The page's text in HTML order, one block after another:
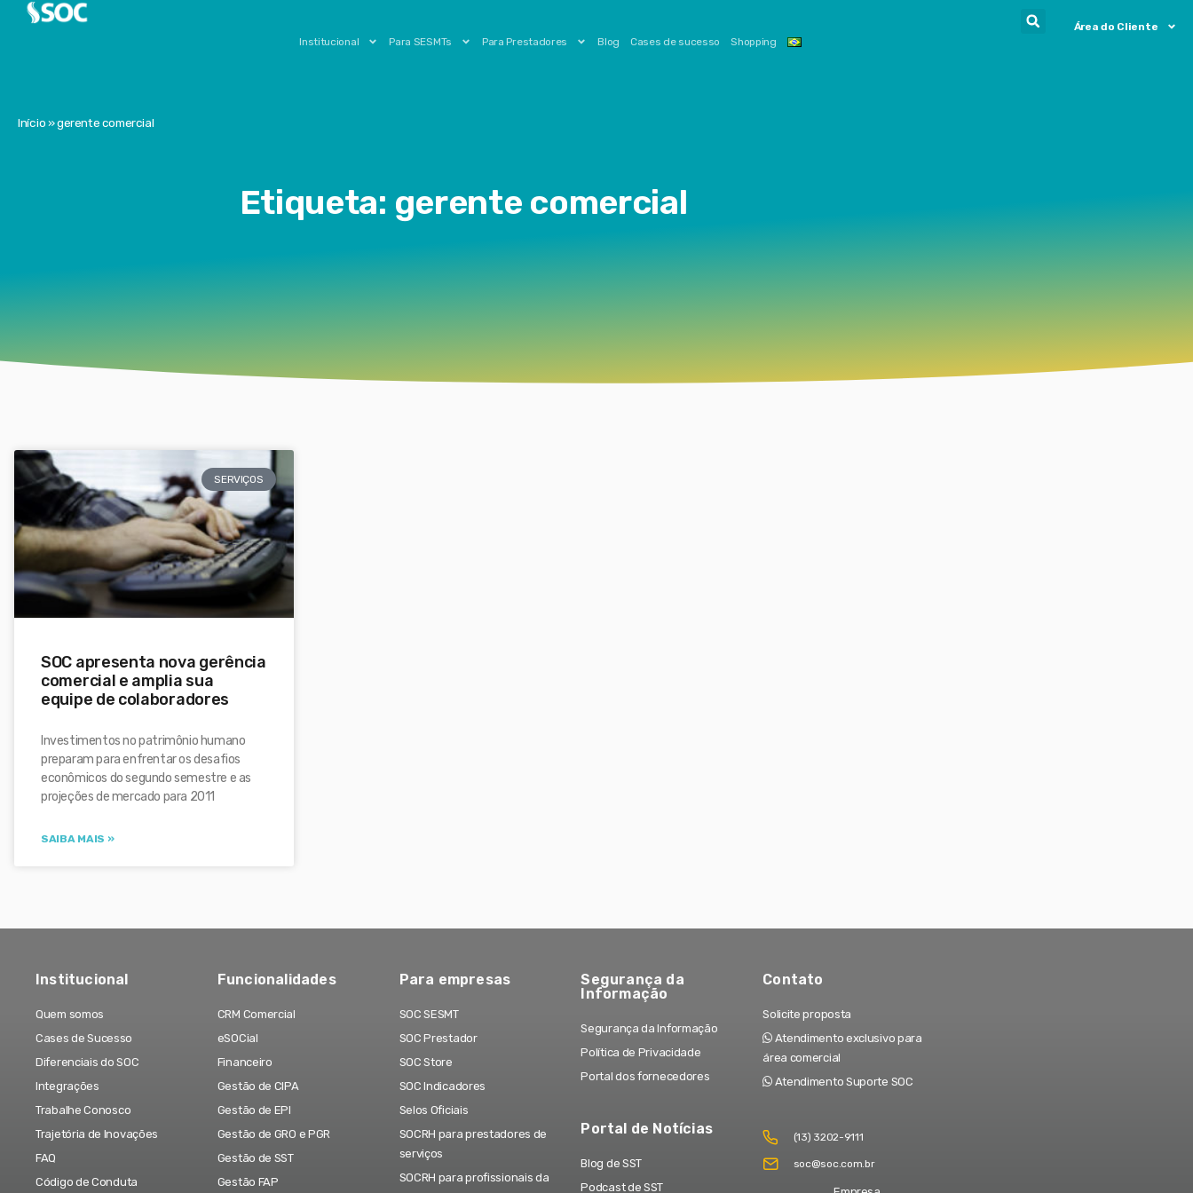
Institucional Para SESMTs Para Prestadores Blog Cases de sucesso Shopping
Área do Cliente
Início»gerente comercial
Etiqueta: gerente comercial
SERVIÇOS
SOC apresenta nova gerência
comercial e amplia sua
equipe de colaboradores
Investimentos no patrimônio humano
preparam para enfrentar os desafios
econômicos do segundo semestre e as
projeções de mercado para 2011
SAIBA MAIS »
Institucional
Quem somos
Cases de Sucesso
Diferenciais do SOC
Integrações
Trabalhe Conosco
Trajetória de Inovações
FAQ
Código de Conduta
Funcionalidades
CRM Comercial
eSOCial
Financeiro
Gestão de CIPA
Gestão de EPI
Gestão de GRO e PGR
Gestão de SST
Gestão FAP
Para empresas
SOC SESMT
SOC Prestador
SOC Store
SOC Indicadores
Selos Oficiais
SOCRH para prestadores de
serviços
SOCRH para profissionais da
Segurança da
Informação
Segurança da Informação
Política de Privacidade
Portal dos fornecedores
Portal de Notícias
Blog de SST
Podcast de SST
Contato
Solicite proposta
Atendimento exclusivo para
área comercial
Atendimento Suporte SOC
(13) 3202-9111
soc@soc.com.br